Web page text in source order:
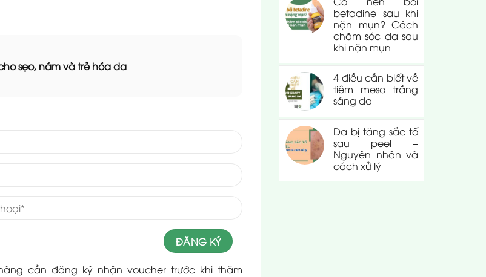
sẹo, nám và trẻ hóa da
cần đăng ký nhận voucher trước khi thăm
betadine sau khi
nặn mụn? Cách
chăm sóc da sau
khi nặn mụn
4 điều cần biết về
tiêm meso trắng
sáng da
Da bị tăng sắc tố
sau peel –
Nguyên nhân và
cách xử lý